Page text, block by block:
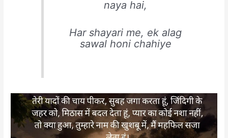
naya hai,
Har shayari me, ek alag
sawal honi chahiye